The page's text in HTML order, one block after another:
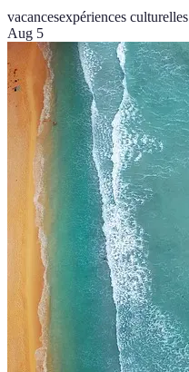
vacancesexpériences culturelles
Aug 5